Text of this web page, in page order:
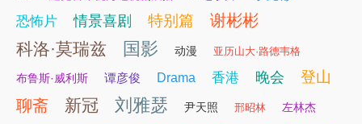
恐怖片 情景喜剧 特别篇 谢彬彬
科洛·莫瑞兹 国影 动漫 亚历山大·路德韦格
布鲁斯·威利斯 谭彦俊 Drama 香港 晚会 登山
聊斋 新冠 刘雅瑟 尹天照 邢昭林 左林杰